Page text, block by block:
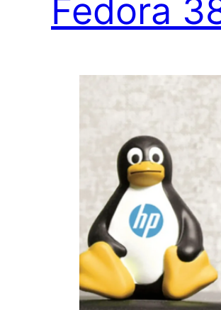
Fedora